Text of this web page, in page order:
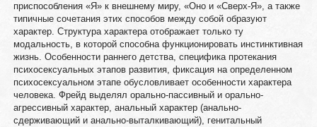
приспособления «Я» к внешнему миру, «Оно и «Сверх-Я», а также
типичные сочетания этих способов между собой образуют
характер. Структура характера отображает только ту
модальность, в которой способна функционировать инстинктивная
жизнь. Особенности раннего детства, специфика протекания
психосексуальных этапов развития, фиксация на определенном
психосексуальном этапе обусловливает особенности характера
человека. Фрейд выделял орально-пассивный и орально-
агрессивный характер, анальный характер (анально-
сдерживающий и анально-выталкивающий), генитальный